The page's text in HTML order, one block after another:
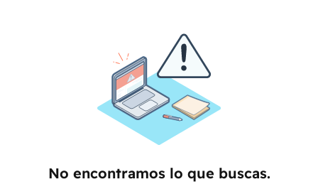
No encontramos lo que buscas.